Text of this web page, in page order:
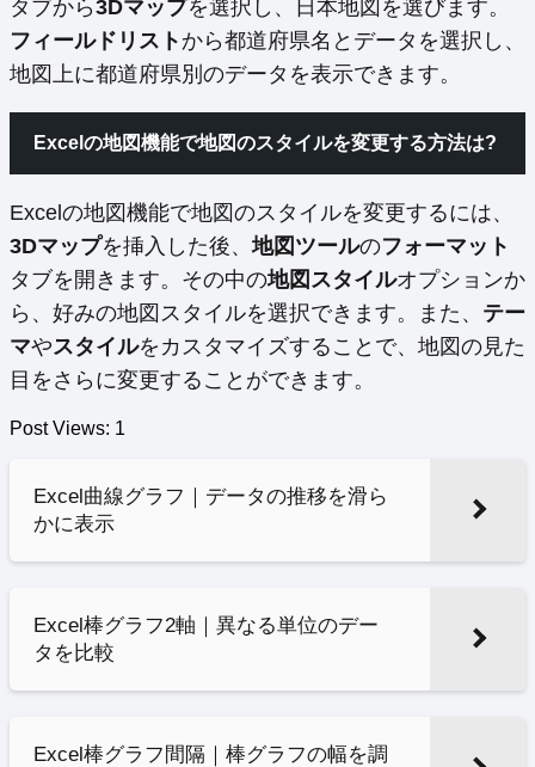
タブから3Dマップを選択し、日本地図を選びます。
フィールドリストから都道府県名とデータを選択し、
地図上に都道府県別のデータを表示できます。
Excelの地図機能で地図のスタイルを変更する方法は?
Excelの地図機能で地図のスタイルを変更するには、
3Dマップを挿入した後、地図ツールのフォーマット
タブを開きます。その中の地図スタイルオプションか
ら、好みの地図スタイルを選択できます。また、 テー
マやスタイルをカスタマイズすることで、地図の見た
目をさらに変更することができます。
Post Views: 1
Excel曲線グラフ｜データの推移を滑ら
かに表示
Excel棒グラフ2軸｜異なる単位のデー
タを比較
Excel棒グラフ間隔｜棒グラフの幅を調